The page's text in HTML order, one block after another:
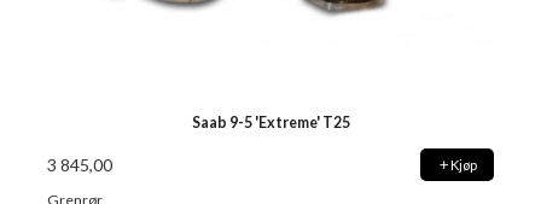
Saab 9-5 'Extreme' T25
3 845,00 Kjøp
Grenrør